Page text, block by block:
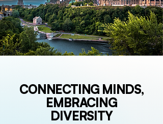
CONNECTING MINDS,
EMBRACING
DIVERSITY